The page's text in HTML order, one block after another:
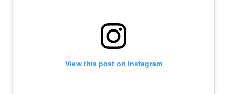
View this post on Instagram